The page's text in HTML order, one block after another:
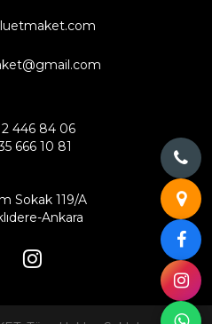
446 84 06
666 10 81
Sokak 119/A
Ankara